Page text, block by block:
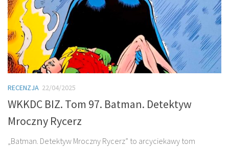
RECENZJA 22/04/2025
WKKDC BIZ. Tom 97. Batman. Detektyw
Mroczny Rycerz
„Batman. Detektyw Mroczny Rycerz” to arcyciekawy tom